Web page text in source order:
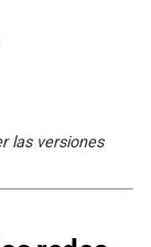
las versiones